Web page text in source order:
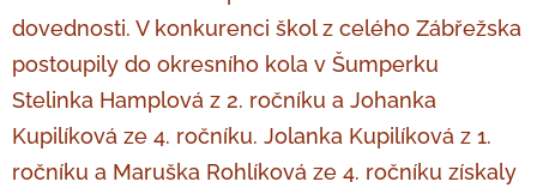
dovednosti. V konkurenci škol z celého Zábřežska
postoupily do okresního kola v Šumperku
Stelinka Hamplová z 2. ročníku a Johanka
Kupilíková ze 4. ročníku. Jolanka Kupilíková z 1.
ročníku a Maruška Rohlíková ze 4. ročníku získaly